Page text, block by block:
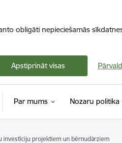
obligāti nepieciešamās
Apstiprināt visas
Par mums Nozaru politika
investīciju projektiem un bērnudārziem